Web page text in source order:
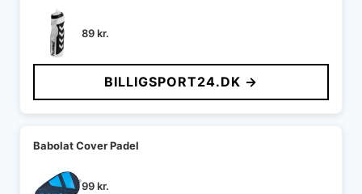
89kr.
BILLIGSPORT24.DK →
Babolat Cover Padel
99kr.